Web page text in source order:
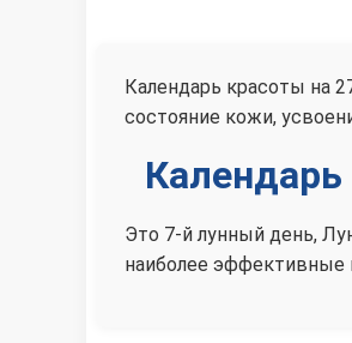
Календарь красоты на
состояние кожи,
Это 7-й лунный день,
наиболее эффективные